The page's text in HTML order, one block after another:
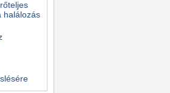
halálozás